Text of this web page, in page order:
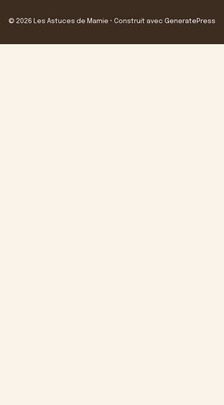
© 2026 Les Astuces de Mamie • Construit avec GeneratePress